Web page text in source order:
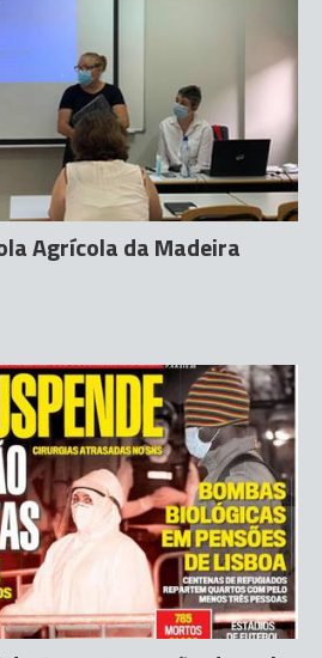
Agrícola da Madeira